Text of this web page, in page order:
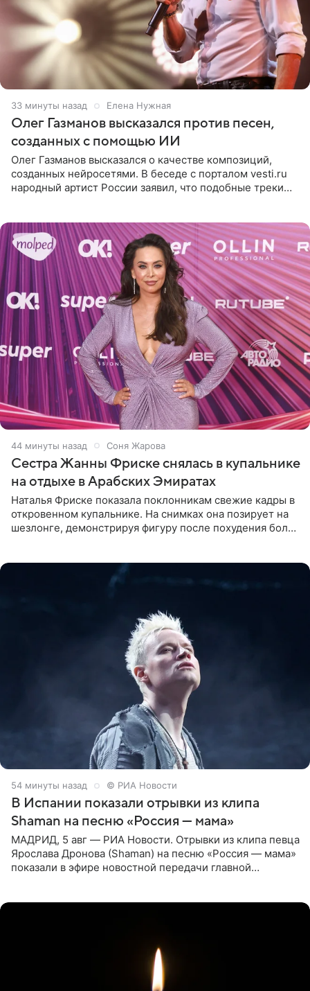
33 минуты назад Елена Нужная
Олег Газманов высказался против песен,
созданных с помощью ИИ
Олег Газманов высказался о качестве композиций,
созданных нейросетями. В беседе с порталом vesti.ru
народный артист России заявил, что подобные треки
44 минуты назад Соня Жарова
Сестра Жанны Фриске снялась в купальнике
на отдыхе в Арабских Эмиратах
Наталья Фриске показала поклонникам свежие кадры в
откровенном купальнике. На снимках она позирует на
шезлонге, демонстрируя фигуру после похудения более
54 минуты назад © РИА Новости
В Испании показали отрывки из клипа
Shaman на песню «Россия — мама»
МАДРИД, 5 авг — РИА Новости. Отрывки из клипа певца
Ярослава Дронова (Shaman) на песню «Россия — мама»
показали в эфире новостной передачи главной